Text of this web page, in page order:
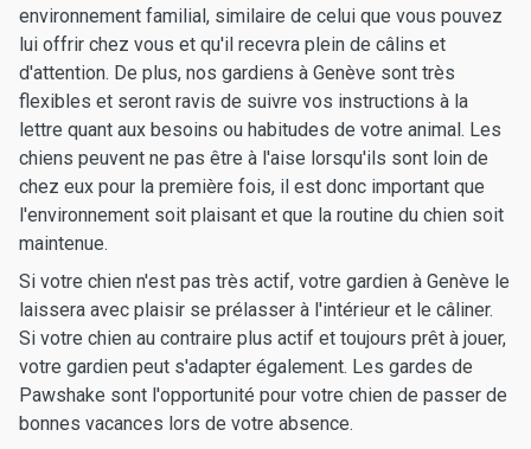
environnement familial, similaire de celui que vous pouvez
lui offrir chez vous et qu'il recevra plein de câlins et
d'attention. De plus, nos gardiens à Genève sont très
flexibles et seront ravis de suivre vos instructions à la
lettre quant aux besoins ou habitudes de votre animal. Les
chiens peuvent ne pas être à l'aise lorsqu'ils sont loin de
chez eux pour la première fois, il est donc important que
l'environnement soit plaisant et que la routine du chien soit
maintenue.
Si votre chien n'est pas très actif, votre gardien à Genève le
laissera avec plaisir se prélasser à l'intérieur et le câliner.
Si votre chien au contraire plus actif et toujours prêt à jouer,
votre gardien peut s'adapter également. Les gardes de
Pawshake sont l'opportunité pour votre chien de passer de
bonnes vacances lors de votre absence.